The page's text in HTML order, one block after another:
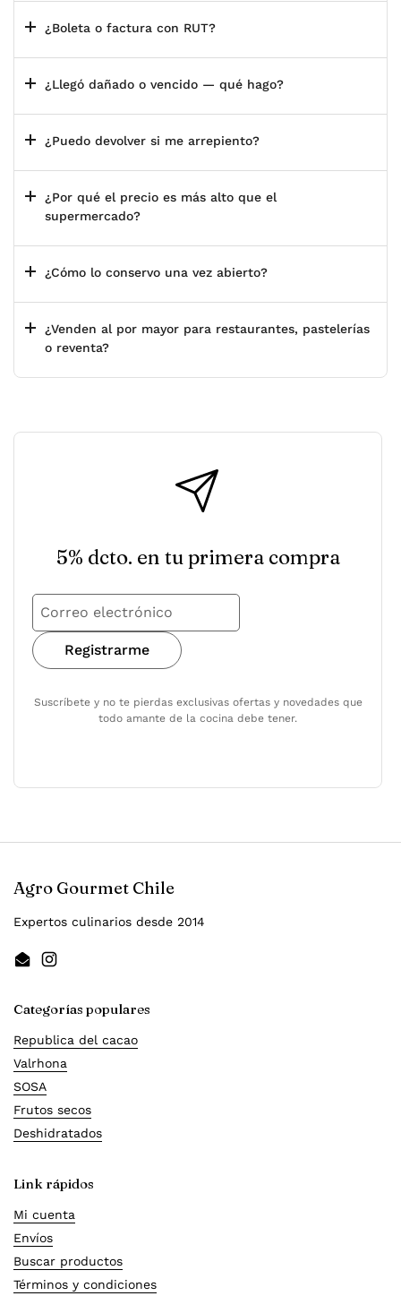
¿Boleta o factura con RUT?
¿Llegó dañado o vencido — qué hago?
¿Puedo devolver si me arrepiento?
¿Por qué el precio es más alto que el
supermercado?
¿Cómo lo conservo una vez abierto?
¿Venden al por mayor para restaurantes, pastelerías
o reventa?
5% dcto. en tu primera compra
Registrarme
Suscríbete y no te pierdas exclusivas ofertas y novedades que
todo amante de la cocina debe tener.
Agro Gourmet Chile
Expertos culinarios desde 2014
EmailInstagram
Categorías populares
Republica del cacao
Valrhona
SOSA
Frutos secos
Deshidratados
Link rápidos
Mi cuenta
Envíos
Buscar productos
Términos y condiciones